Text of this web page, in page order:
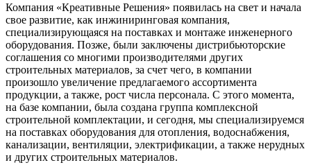
Компания «Креативные Решения» появилась на свет и начала
свое развитие, как инжиниринговая компания,
специализирующаяся на поставках и монтаже инженерного
оборудования. Позже, были заключены дистрибьюторские
соглашения со многими производителями других
строительных материалов, за счет чего, в компании
произошло увеличение предлагаемого ассортимента
продукции, а также, рост числа персонала. С этого момента,
на базе компании, была создана группа комплексной
строительной комплектации, и сегодня, мы специализируемся
на поставках оборудования для отопления, водоснабжения,
канализации, вентиляции, электрификации, а также нерудных
и других строительных материалов.